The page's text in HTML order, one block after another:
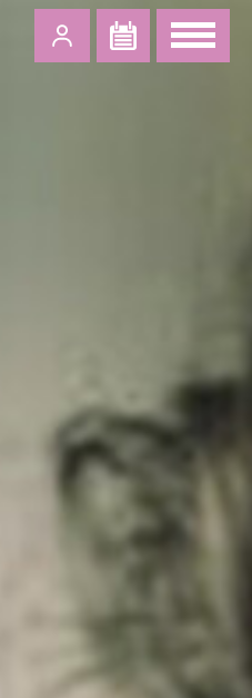
Zum Footer springen